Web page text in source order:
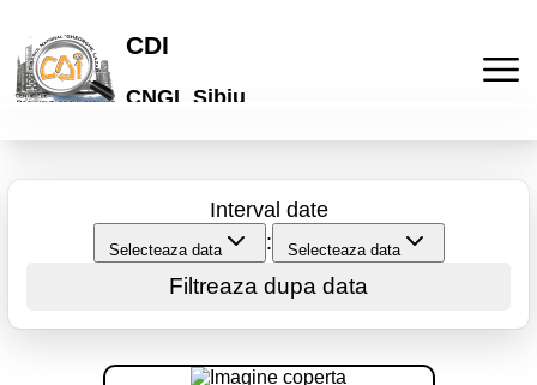
CDI
CNGL Sibiu
Publicatii
Laboratorul de idei
Lyceum
Activitati
Culturale
Articole
Interval date
Selecteaza data : Selecteaza data
Filtreaza dupa data